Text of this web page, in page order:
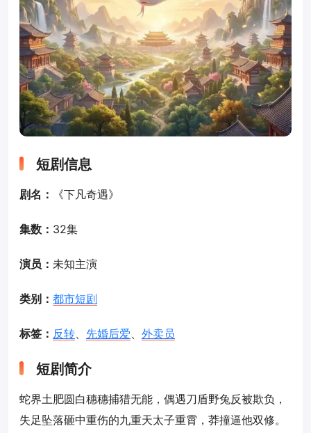
短剧信息
剧名： 《下凡奇遇》
集数： 32集
演员： 未知主演
类别： 都市短剧
标签： 反转、 先婚后爱、 外卖员
短剧简介
蛇界土肥圆白穗穗捕猎无能，偶遇刀盾野兔反被欺负，
失足坠落砸中重伤的九重天太子重霄，莽撞逼他双修。